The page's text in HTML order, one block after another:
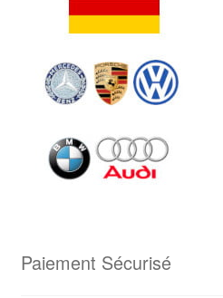
Paiement Sécurisé